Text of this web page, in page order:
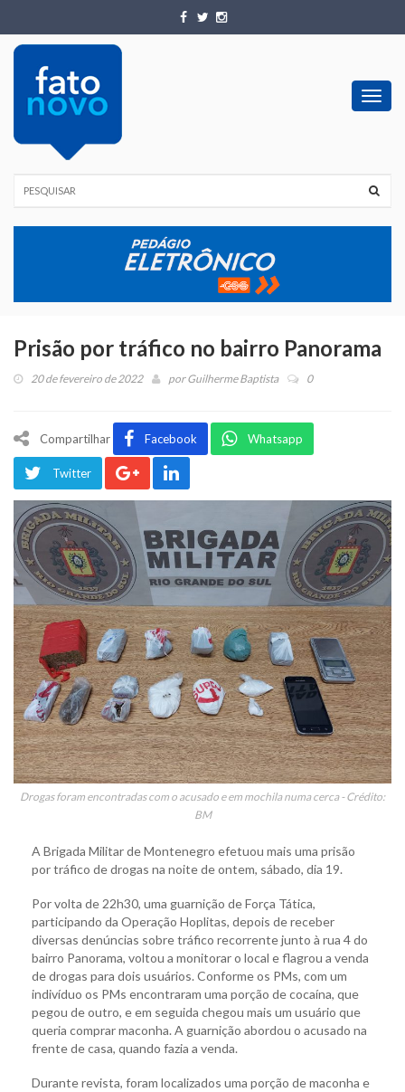
Prisão por tráfico no bairro Panorama
20 de fevereiro de 2022 porGuilherme Baptista 0
Compartilhar Facebook Whatsapp
Twitter
Drogas foram encontradas com o acusado e em mochila numa cerca - Crédito:
BM
A Brigada Militar de Montenegro efetuou mais uma prisão
por tráfico de drogas na noite de ontem, sábado, dia 19.
Por volta de 22h30, uma guarnição de Força Tática,
participando da Operação Hoplitas, depois de receber
diversas denúncias sobre tráfico recorrente junto à rua 4 do
bairro Panorama, voltou a monitorar o local e flagrou a venda
de drogas para dois usuários. Conforme os PMs, com um
indivíduo os PMs encontraram uma porção de cocaína, que
pegou de outro, e em seguida chegou mais um usuário que
queria comprar maconha. A guarnição abordou o acusado na
frente de casa, quando fazia a venda.
Durante revista, foram localizados uma porção de maconha e